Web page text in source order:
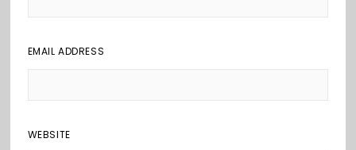
EMAIL ADDRESS
WEBSITE